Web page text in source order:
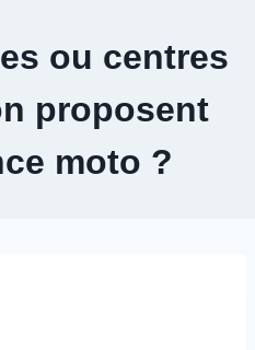
ou centres
proposent
moto ?